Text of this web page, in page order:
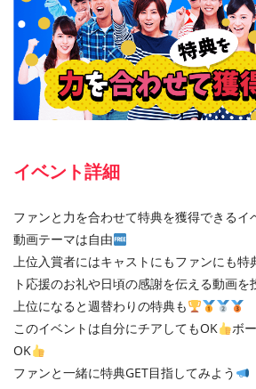
イベント詳細
ファンと力を合わせて特典を獲得できるイ
動画テーマは自由
上位入賞者にはキャストにもファンにも特
ト応援のお礼や日頃の感謝を伝える動画を
上位になると週替わりの特典も
このイベントは自分にチアしてもOK
ボ
OK
ファンと一緒に特典GET目指してみよう